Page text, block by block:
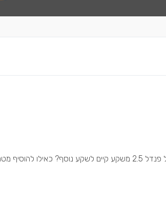
האם אפשר לשים כבל פנדל 2.5 משקע קיים לשקע נוסף?